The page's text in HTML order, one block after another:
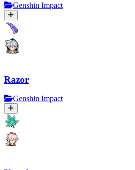
Genshin Impact
Razor
Genshin Impact